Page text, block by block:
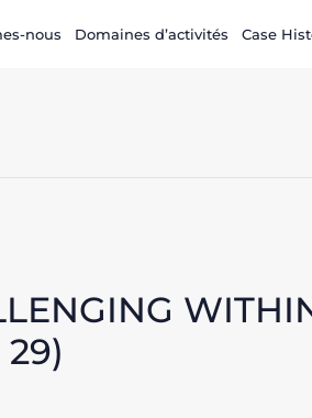
nous Domaines d’activités Case